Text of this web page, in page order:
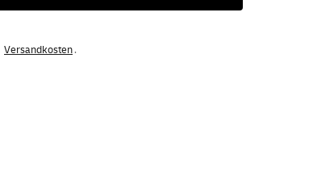
Versandkosten.